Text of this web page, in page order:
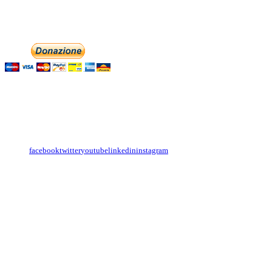
facebooktwitteryoutubelinkedininstagram
English
Italiano